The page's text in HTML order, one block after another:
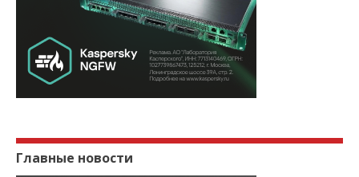
Главные новости